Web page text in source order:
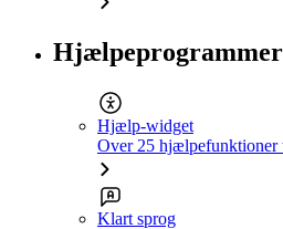
Hjælpeprogrammer
Hjælp-widget
Over 25 hjælpefunktioner
Klart sprog